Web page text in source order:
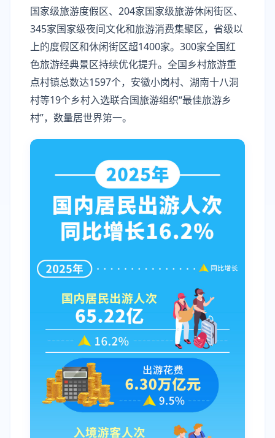
国家级旅游度假区、204家国家级旅游休闲街区、
345家国家级夜间文化和旅游消费集聚区，省级以
上的度假区和休闲街区超1400家。300家全国红
色旅游经典景区持续优化提升。全国乡村旅游重
点村镇总数达1597个，安徽小岗村、湖南十八洞
村等19个乡村入选联合国旅游组织“最佳旅游乡
村”，数量居世界第一。